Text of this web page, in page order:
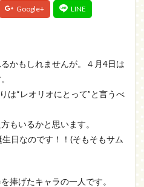
かもしれませんが。４月4日は
は“レオリオにとって”と言うべ
もいるかと思います。
日なのです！！(そもそもサム
捧げたキャラの一人です。